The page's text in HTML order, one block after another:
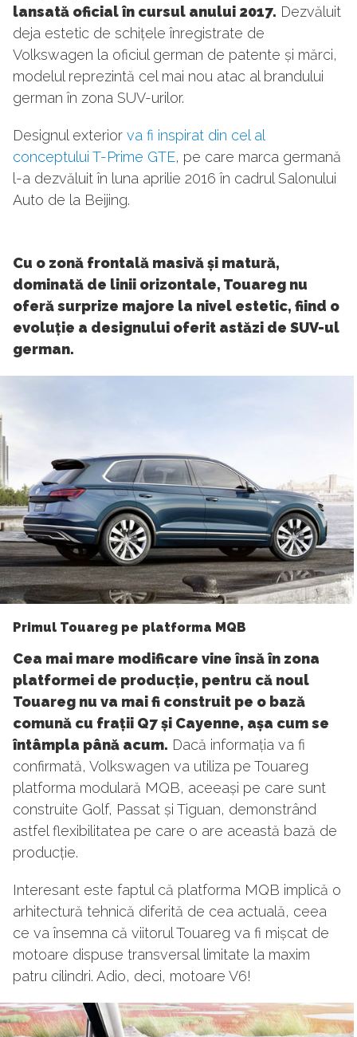
lansată oficial în cursul anului 2017. Dezvăluit
deja estetic de schițele înregistrate de
Volkswagen la oficiul german de patente și mărci,
modelul reprezintă cel mai nou atac al brandului
german în zona SUV-urilor.
Designul exterior va fi inspirat din cel al
conceptului T-Prime GTE, pe care marca germană
l-a dezvăluit în luna aprilie 2016 în cadrul Salonului
Auto de la Beijing.
Cu o zonă frontală masivă și matură,
dominată de linii orizontale, Touareg nu
oferă surprize majore la nivel estetic, fiind o
evoluție a designului oferit astăzi de SUV-ul
german.
Primul Touareg pe platforma MQB
Cea mai mare modificare vine însă în zona
platformei de producție, pentru că noul
Touareg nu va mai fi construit pe o bază
comună cu frații Q7 și Cayenne, așa cum se
întâmpla până acum. Dacă informația va fi
confirmată, Volkswagen va utiliza pe Touareg
platforma modulară MQB, aceeași pe care sunt
construite Golf, Passat și Tiguan, demonstrând
astfel flexibilitatea pe care o are această bază de
producție.
Interesant este faptul că platforma MQB implică o
arhitectură tehnică diferită de cea actuală, ceea
ce va însemna că viitorul Touareg va fi mișcat de
motoare dispuse transversal limitate la maxim
patru cilindri. Adio, deci, motoare V6!